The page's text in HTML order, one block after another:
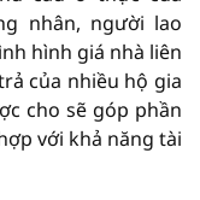
nhân, người lao
hình giá nhà liên
của nhiều hộ gia
cho sẽ góp phần
với khả năng tài